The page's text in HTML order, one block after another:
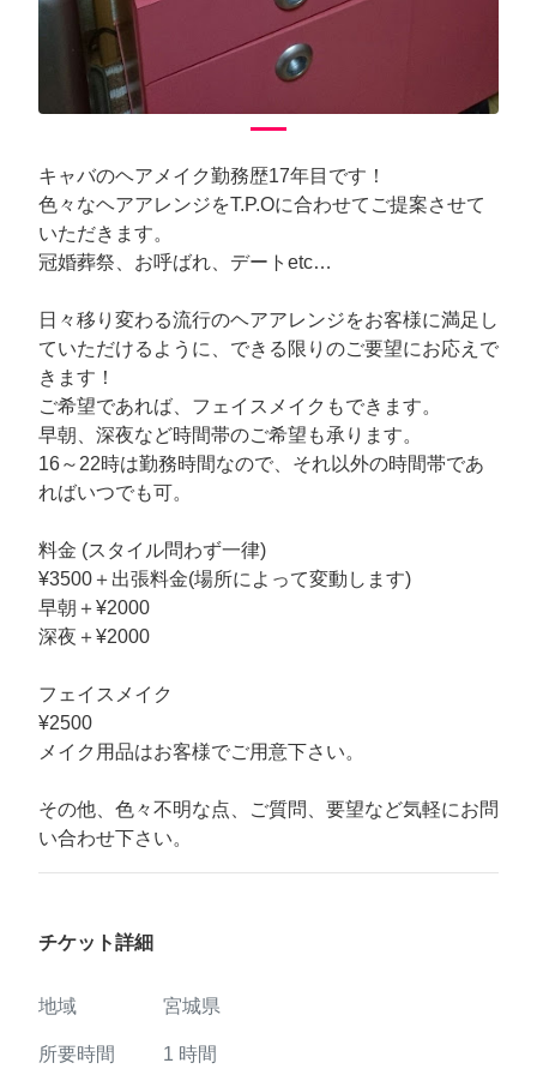
キャバのヘアメイク勤務歴17年目です！
色々なヘアアレンジをT.P.Oに合わせてご提案させて
いただきます。
冠婚葬祭、お呼ばれ、デートetc…
日々移り変わる流行のヘアアレンジをお客様に満足し
ていただけるように、できる限りのご要望にお応えで
きます！
ご希望であれば、フェイスメイクもできます。
早朝、深夜など時間帯のご希望も承ります。
16～22時は勤務時間なので、それ以外の時間帯であ
ればいつでも可。
料金 (スタイル問わず一律)
¥3500＋出張料金(場所によって変動します)
早朝＋¥2000
深夜＋¥2000
フェイスメイク
¥2500
メイク用品はお客様でご用意下さい。
その他、色々不明な点、ご質問、要望など気軽にお問
い合わせ下さい。
チケット詳細
地域 宮城県
所要時間 1 時間